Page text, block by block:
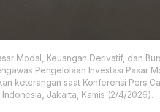
Modal, Keuangan Derivatif, dan
Pengelolaan Investasi Pasar
keterangan saat Konferensi Pers
Jakarta, Kamis (2/4/2026).